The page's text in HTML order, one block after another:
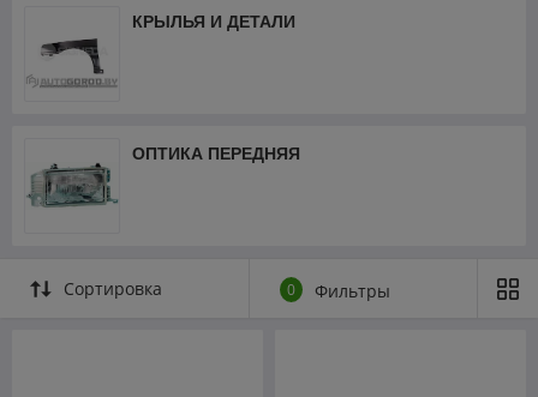
КРЫЛЬЯ И ДЕТАЛИ
ОПТИКА ПЕРЕДНЯЯ
Сортировка 0 Фильтры